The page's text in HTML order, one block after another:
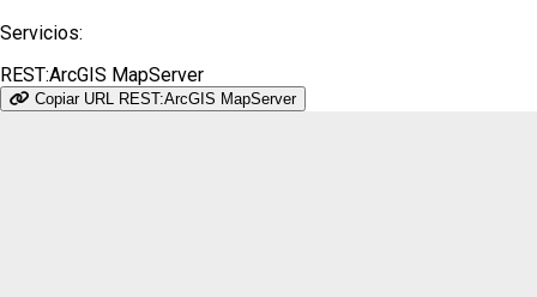
Servicios:
REST:ArcGIS MapServer
Copiar URL REST:ArcGIS MapServer